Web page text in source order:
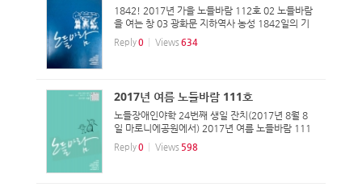
1842! 2017년 가을 노들바람 112호 02 노들바람
을 여는 창 03 광화문 지하역사 농성 1842일의 기
억 04 남겨진 1842일간의 거리에서의 이야기 07
사진으로 보는 광화문농성 1842일 10 1842일, 나
Reply0 Views 634
2017년 여름 노들바람 111호
노들장애인야학 24번째 생일 잔치(2017년 8월 8
일 마로니에공원에서) 2017년 여름 노들바람 111
호 02 노들바람을 여는 창 03 고병권의 비마이너]
쓸모없는 사람 06 [장판 핫이슈] 문재인정부는 장애
Reply0 Views 598